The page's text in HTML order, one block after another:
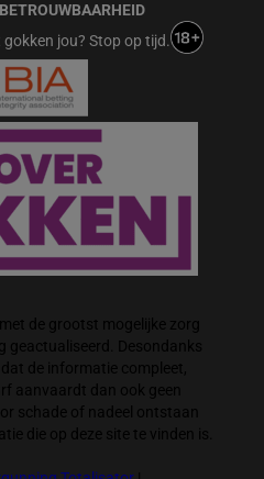
jou? Stop op tijd.
de grootst mogelijke zorg
geactualiseerd. Desondanks
de informatie compleet,
aanvaardt dan ook geen
schade of nadeel ontstaan
die op deze site te vinden is.